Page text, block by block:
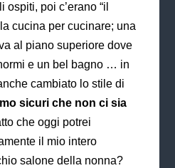
poi c’erano “il
cucina per cucinare; una
al piano superiore dove
e un bel bagno … in
cambiato lo stile di
sicuri che non ci sia
che oggi potrei
il mio intero
salone della nonna?